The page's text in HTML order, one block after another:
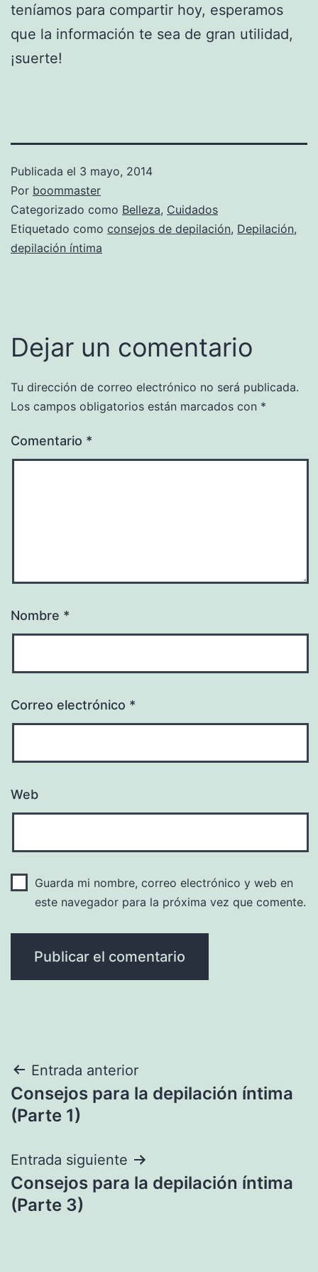
teníamos para compartir hoy, esperamos
que la información te sea de gran utilidad,
¡suerte!
Publicada el 3 mayo, 2014
Por boommaster
Categorizado como Belleza, Cuidados
Etiquetado como consejos de depilación, Depilación,
depilación íntima
Dejar un comentario
Tu dirección de correo electrónico no será publicada.
Los campos obligatorios están marcados con *
Comentario *
Nombre *
Correo electrónico *
Web
Guarda mi nombre, correo electrónico y web en
este navegador para la próxima vez que comente.
Navegación
de
Entrada anterior
Consejos para la depilación íntima
(Parte 1)
Entrada siguiente
Consejos para la depilación íntima
(Parte 3)